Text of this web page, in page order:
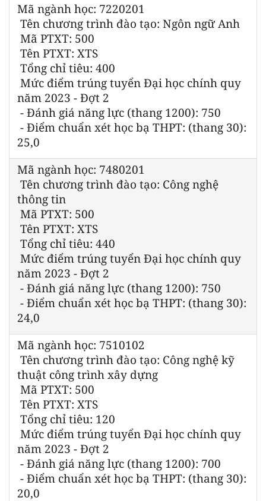
Mã ngành học: 7220201
Tên chương trình đào tạo: Ngôn ngữ Anh
Mã PTXT: 500
Tên PTXT: XTS
Tổng chỉ tiêu: 400
Mức điểm trúng tuyển Đại học chính quy
năm 2023 - Đợt 2
- Đánh giá năng lực (thang 1200): 750
- Điểm chuẩn xét học bạ THPT: (thang 30):
25,0
Mã ngành học: 7480201
Tên chương trình đào tạo: Công nghệ
thông tin
Mã PTXT: 500
Tên PTXT: XTS
Tổng chỉ tiêu: 440
Mức điểm trúng tuyển Đại học chính quy
năm 2023 - Đợt 2
- Đánh giá năng lực (thang 1200): 750
- Điểm chuẩn xét học bạ THPT: (thang 30):
24,0
Mã ngành học: 7510102
Tên chương trình đào tạo: Công nghệ kỹ
thuật công trình xây dựng
Mã PTXT: 500
Tên PTXT: XTS
Tổng chỉ tiêu: 120
Mức điểm trúng tuyển Đại học chính quy
năm 2023 - Đợt 2
- Đánh giá năng lực (thang 1200): 700
- Điểm chuẩn xét học bạ THPT: (thang 30):
20,0